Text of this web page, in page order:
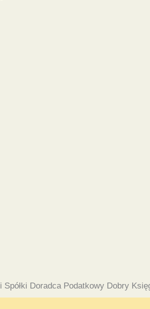
Spółki Doradca Podatkowy Dobry